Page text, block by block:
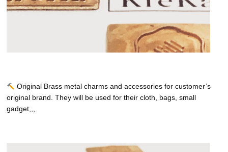
Original Brass metal charms and accessories for customer’s
original brand. They will be used for their cloth, bags, small
gadget,,,